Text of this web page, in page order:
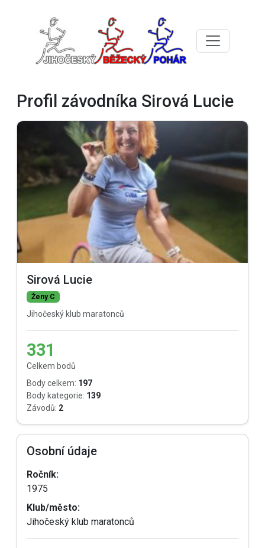
Profil závodníka Sirová Lucie
Sirová Lucie
Ženy C
Jihočeský klub maratonců
331
Celkem bodů
Body celkem: 197
Body kategorie: 139
Závodů: 2
Osobní údaje
Ročník:
1975
Klub/město:
Jihočeský klub maratonců